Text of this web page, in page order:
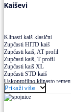
Kaiševi
Klinasti kaiš klasični
Zupčasti HITD kaiš
Zupčasti kaiš, AT profil
Zupčasti kaiš, T profil
Zupčasti kaiš XL
Zupčasti STD kaiš
Uskoprofilno klinasto
Uskoprofilno klinasto
Uskoprofilno klinasto
Višekanalno remenje PJ,PK
Prikaži više